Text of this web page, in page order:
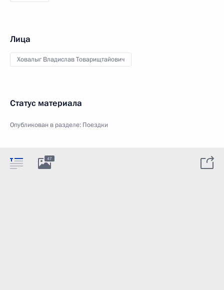
Лица
Ховалыг Владислав Товарищтайович
Статус материала
Опубликован в разделе: Поездки
47